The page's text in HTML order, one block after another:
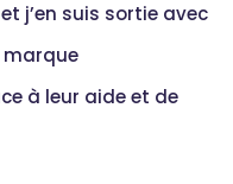
j’en suis sortie avec
marque
à leur aide et de